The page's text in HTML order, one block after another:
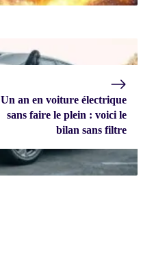
Un an en voiture électrique
sans faire le plein : voici le
bilan sans filtre